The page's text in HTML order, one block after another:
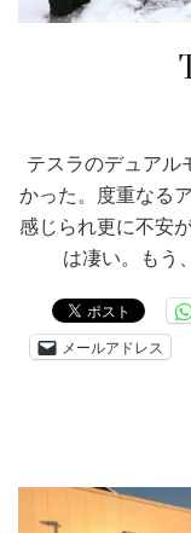
テスラのデュアル
かった。度重なる
感じられ更に不安
は凄い。もう
メールアドレス